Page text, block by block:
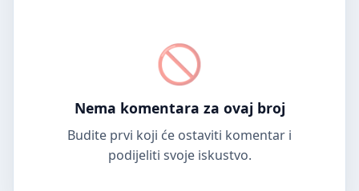
Nema komentara za ovaj broj
Budite prvi koji će ostaviti komentar i
podijeliti svoje iskustvo.